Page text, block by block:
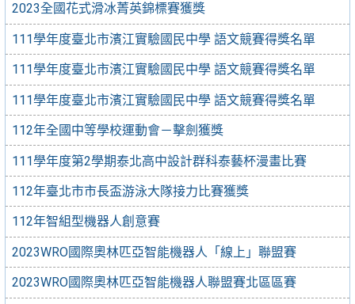
2023全國花式滑冰菁英錦標賽獲獎
111學年度臺北市濱江實驗國民中學 語文競賽得獎名單
111學年度臺北市濱江實驗國民中學 語文競賽得獎名單
111學年度臺北市濱江實驗國民中學 語文競賽得獎名單
112年全國中等學校運動會－擊劍獲獎
111學年度第2學期泰北高中設計群科泰藝杯漫畫比賽
112年臺北市市長盃游泳大隊接力比賽獲獎
112年智組型機器人創意賽
2023WRO國際奧林匹亞智能機器人「線上」聯盟賽
2023WRO國際奧林匹亞智能機器人聯盟賽北區區賽